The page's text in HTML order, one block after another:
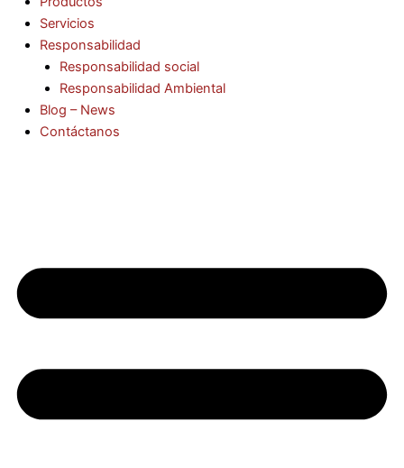
Servicios
Responsabilidad
Responsabilidad social
Responsabilidad Ambiental
Blog – News
Contáctanos